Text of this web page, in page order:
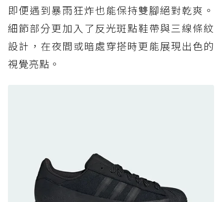
黃靴同級頂級防水，輕量化工裝健走鞋雨天必備
防水鞋推薦 7. Timberland Motion Access：
黃靴同級頂級防水，輕量化工裝健走鞋雨天必備
防水鞋推薦 10. PUMA Voyage NITRO™ 4
GORE-TEX：氮氣中底注入，回彈與防滑兼具的
全天候越野跑鞋
即便遇到暴雨狂炸也能保持雙腳絕對乾爽。
細節部分更加入了反光斑點鞋帶與三線條紋
設計，在夜間或暗處穿搭時更能展現出色的
視覺亮點。